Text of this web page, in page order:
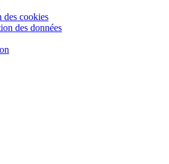
des cookies
des données